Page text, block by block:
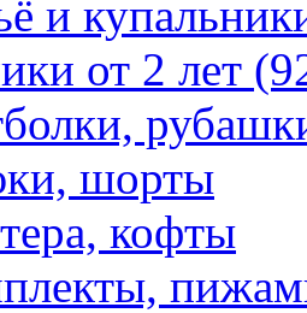
и
от 2 лет
шорты
кофты